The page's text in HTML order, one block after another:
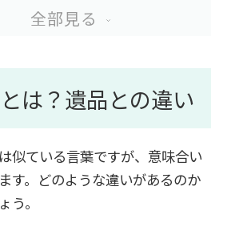
がリース品でないか
に重要書類が含まれていない
は？遺品との違い
似ている言葉ですが、意味合い
す。どのような違いがあるのか
う。